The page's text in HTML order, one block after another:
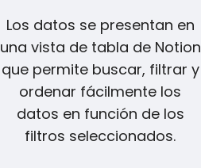
Los datos se presentan en
una vista de tabla de Notion
que permite buscar, filtrar y
ordenar fácilmente los
datos en función de los
filtros seleccionados.